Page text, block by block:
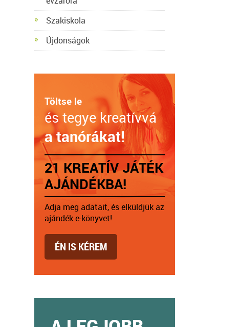
Szakiskola
Újdonságok
Töltse le
és tegye kreatívvá
a tanórákat!
21 KREATÍV JÁTÉK
AJÁNDÉKBA!
Adja meg adatait, és elküldjük az
ajándék e-könyvet!
ÉN IS KÉREM